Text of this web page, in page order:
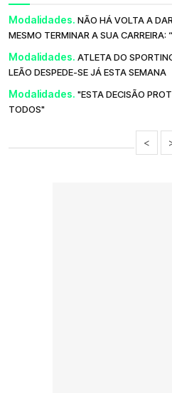
Modalidades. NÃO HÁ VOLTA A
MESMO TERMINAR A SUA CARREIRA:
Modalidades. ATLETA DO
LEÃO DESPEDE-SE JÁ ESTA SEMANA
Modalidades. "ESTA DECISÃO
TODOS"
<